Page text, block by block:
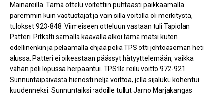
Mainareilla. Tämä ottelu voitettiin puhtaasti paikkaamalla
paremmin kuin vastustajat ja vain sillä voitolla oli merkitystä,
tulokset 923-848. Viimeiseen otteluun vastaan tuli Tapiolan
Patteri. Pitkälti samalla kaavalla alkoi tämä matsi kuten
edellinenkin ja pelaamalla ehjää peliä TPS otti johtoaseman heti
alussa. Patteri ei oikeastaan päässyt hätyyttelemään, vaikka
vähän peli lopussa herpaantui. TPS:lle reilu voitto 972-921.
Sunnuntaipäivästä hienosti neljä voittoa, jolla sijaluku kohentui
kuudenneksi. Sunnuntaiksi radoille tullut Jarno Marjakangas